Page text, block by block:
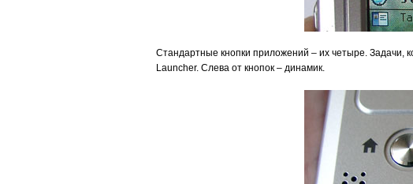
Стандартные кнопки приложений – их четыре. Задачи,
Launcher. Слева от кнопок – динамик.